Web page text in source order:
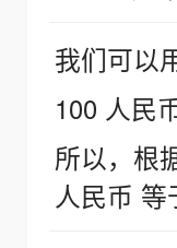
我们可以
100 人民
所以，根
人民币 等